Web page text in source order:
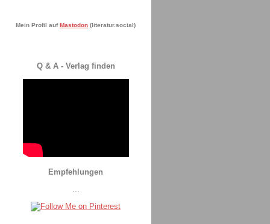
Mein Profil auf Mastodon (literatur.social)
Q & A - Verlag finden
Empfehlungen